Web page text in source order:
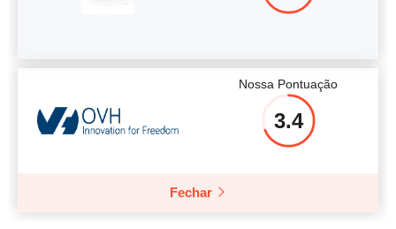
Nossa Pontuação
3.4
Fechar